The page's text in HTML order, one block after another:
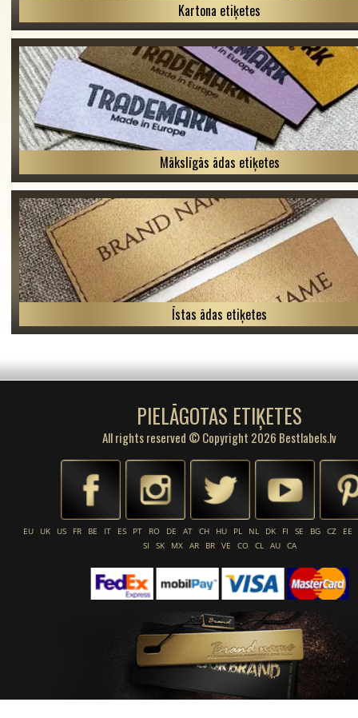
Kartona etiķetes
Mākslīgās ādas etiķetes
Īstas ādas etiķetes
PIELĀGOTAS ETIĶETES
All rights reserved © Copyright 2026 Bestlabels.lv
EU UK US FR BE IT ES PT RO DE AT CH HU PL NL DK FI SE BG CZ
EE
SI
SK MX AR BR VE CO CL AU CA